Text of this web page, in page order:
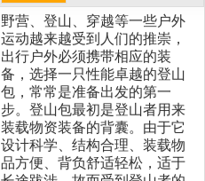
野营、登山、穿越等一些户外
运动越来越受到人们的推崇，
出行户外必须携带相应的装
备，选择一只性能卓越的登山
包，常常是准备出发的第一
步。登山包最初是登山者用来
装载物资装备的背囊。由于它
设计科学、结构合理、装载物
品方便、背负舒适轻松，适于